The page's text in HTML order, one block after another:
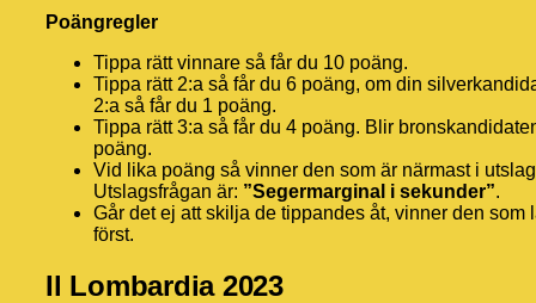
Poängregler
Tippa rätt vinnare så får du 10 poäng.
Tippa rätt 2:a så får du 6 poäng, om din
2:a så får du 1 poäng.
Tippa rätt 3:a så får du 4 poäng. Blir
poäng.
Vid lika poäng så vinner den som är närmast i
Utslagsfrågan är: ”Segermarginal i sekunder”.
Går det ej att skilja de tippandes åt, vinner den som
först.
Il Lombardia 2023